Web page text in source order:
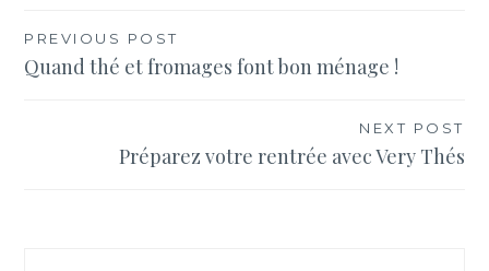
Navigation
de
PREVIOUS POST
Quand thé et fromages font bon ménage !
NEXT POST
Préparez votre rentrée avec Very Thés